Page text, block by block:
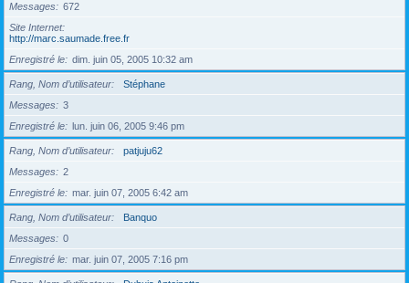
Messages
672
Site Internet
http://marc.saumade.free.fr
Enregistré le
dim. juin 05, 2005 10:32 am
Rang, Nom d’utilisateur
Stéphane
Messages
3
Enregistré le
lun. juin 06, 2005 9:46 pm
Rang, Nom d’utilisateur
patjuju62
Messages
2
Enregistré le
mar. juin 07, 2005 6:42 am
Rang, Nom d’utilisateur
Banquo
Messages
0
Enregistré le
mar. juin 07, 2005 7:16 pm